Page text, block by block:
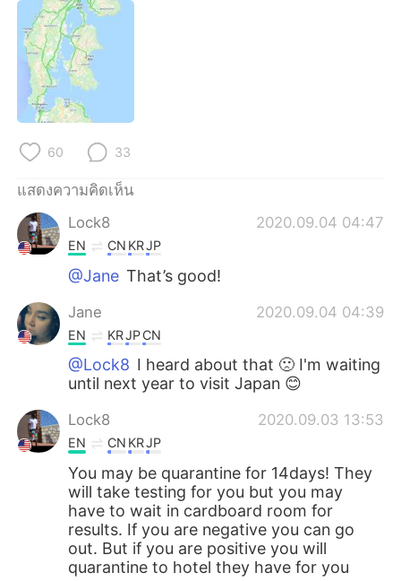
60 33
แสดงความคิดเห็น
Lock8
2020.09.04 04:47
EN CN KRJP
@Jane That’s good!
Jane 2020.09.04 04:39
EN KRJPCN
@Lock8 I heard about that 🙁 I'm waiting
until next year to visit Japan 😊
Lock8 2020.09.03 13:53
EN CN KRJP
You may be quarantine for 14days! They
will take testing for you but you may
have to wait in cardboard room for
results. If you are negative you can go
out. But if you are positive you will
quarantine to hotel they have for you